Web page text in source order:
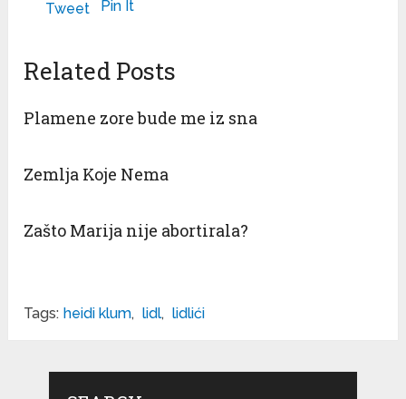
Tweet
Pin It
Related Posts
Plamene zore bude me iz sna
Zemlja Koje Nema
Zašto Marija nije abortirala?
Tags: heidi klum, lidl, lidlići